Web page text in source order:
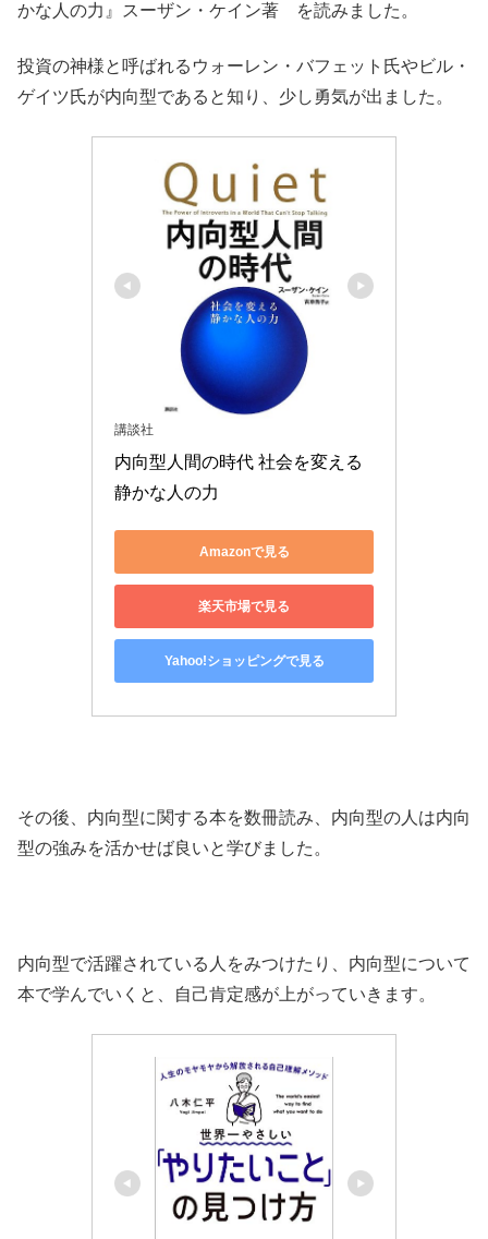
かな人の力』スーザン・ケイン著 を読みました。
投資の神様と呼ばれるウォーレン・バフェット氏やビル・
ゲイツ氏が内向型であると知り、少し勇気が出ました。
講談社
内向型人間の時代 社会を変える
静かな人の力
Amazonで見る
楽天市場で見る
Yahoo!ショッピングで見る
その後、内向型に関する本を数冊読み、内向型の人は内向
型の強みを活かせば良いと学びました。
内向型で活躍されている人をみつけたり、内向型について
本で学んでいくと、自己肯定感が上がっていきます。